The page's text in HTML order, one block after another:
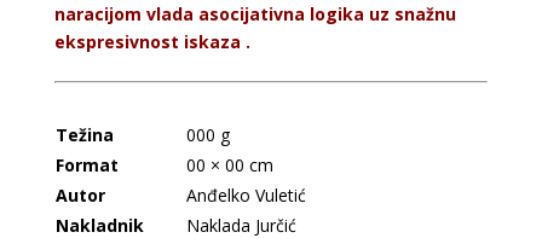
naracijom vlada asocijativna logika uz snažnu
ekspresivnost iskaza .
Težina
000 g
Format
00 × 00 cm
Autor
Anđelko Vuletić
Nakladnik
Naklada Jurčić